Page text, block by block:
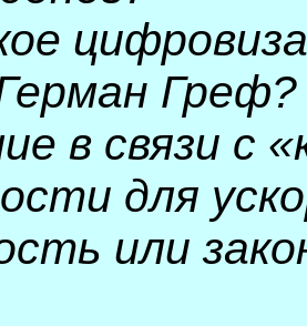
Греф?
в связи с
для
или